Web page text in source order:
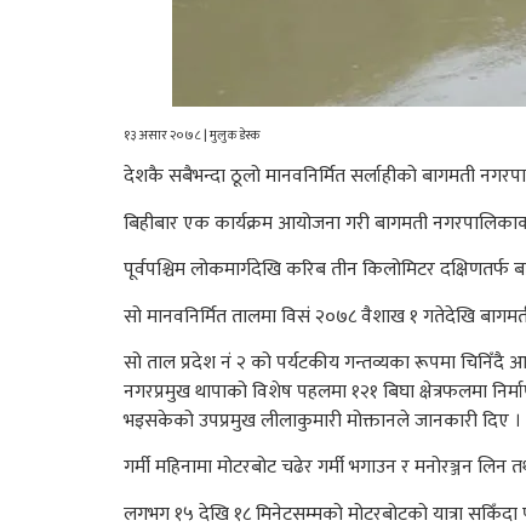
१३ असार २०७८ | मुलुक डेस्क
देशकै सबैभन्दा ठूलो मानवनिर्मित सर्लाहीको बागमती
बिहीबार एक कार्यक्रम आयोजना गरी बागमती
पूर्वपश्चिम लोकमार्गदेखि करिब तीन किलोमिटर
सो मानवनिर्मित तालमा विसं २०७८ वैशाख १ गतेदेखि
सो ताल प्रदेश नं २ को पर्यटकीय गन्तव्यका रूपमा चिनिँदै
नगरप्रमुख थापाको विशेष पहलमा १२१ बिघा क्षेत्रफलमा
भइसकेको उपप्रमुख लीलाकुमारी मोक्तानले जानकारी दिए ।
गर्मी महिनामा मोटरबोट चढेर गर्मी भगाउन र मनोरञ्जन
लगभग १५ देखि १८ मिनेटसम्मको मोटरबोटको यात्रा